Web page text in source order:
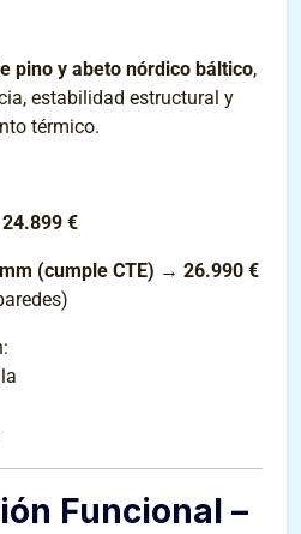
pino y abeto nórdico báltico,
estabilidad estructural y
térmico.
24.899 €
(cumple CTE) → 26.990 €
Funcional –